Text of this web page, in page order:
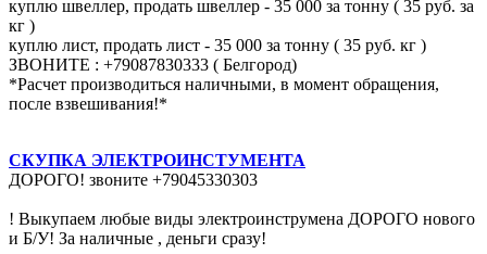
куплю швеллер, продать швеллер - 35 000 за тонну ( 35 руб. за
кг )
куплю лист, продать лист - 35 000 за тонну ( 35 руб. кг )
ЗВОНИТЕ : +79087830333 ( Белгород)
*Расчет производиться наличными, в момент обращения,
после взвешивания!*
СКУПКА ЭЛЕКТРОИНСТУМЕНТА
ДОРОГО! звоните +79045330303
! Выкупаем любые виды электроинструмена ДОРОГО нового
и Б/У! За наличные , деньги сразу!